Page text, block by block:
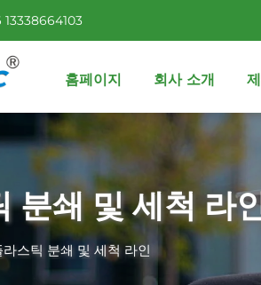
13338664103
홈페이지 회사 소개
분쇄 및 세척 라
라스틱 분쇄 및 세척 라인